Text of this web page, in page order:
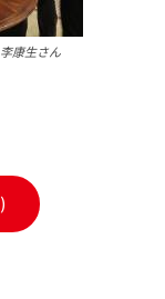
康生さん